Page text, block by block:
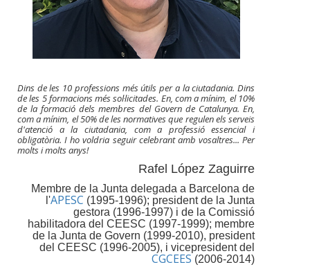
Dins de les 10 professions més útils per a la ciutadania. Dins
de les 5 formacions més sol·licitades. En, com a mínim, el 10%
de la formació dels membres del Govern de Catalunya. En,
com a mínim, el 50% de les normatives que regulen els serveis
d'atenció a la ciutadania, com a professió essencial i
obligatòria. I ho voldria seguir celebrant amb vosaltres... Per
molts i molts anys!
Rafel López Zaguirre
Membre de la Junta delegada a Barcelona de
l'APESC (1995-1996); president de la Junta
gestora (1996-1997) i de la Comissió
habilitadora del CEESC (1997-1999); membre
de la Junta de Govern (1999-2010), president
del CEESC (1996-2005), i vicepresident del
CGCEES (2006-2014)